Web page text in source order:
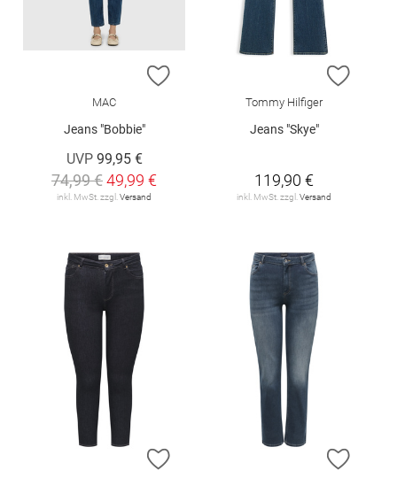
ZUR WUNSCHLISTE HINZUFÜGEN
MAC
Jeans "Bobbie"
UVP 99,95 €
74,99 €49,99 €
inkl. MwSt. zzgl. Versand
ZUR
Tommy Hilfiger
Jeans "Skye"
119,90 €
inkl. MwSt. zzgl. Versand
ZUR WUNSCHLISTE HINZUFÜGEN
ZUR